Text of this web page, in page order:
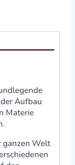
Aufbau
Materie
ganzen Welt